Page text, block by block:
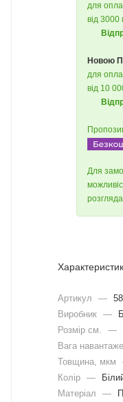
для
від 3000
Новою
для
від 10
Для
Артикул —
Виробник —
Розмір см.
—
Вага
Товщина, мкм
Колір —
Матеріал
—